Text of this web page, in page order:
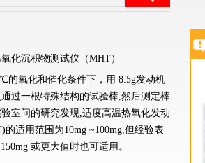
化沉积物测试仪（MHT）
的氧化和催化条件下，用 8.5g发动机
过一根特殊结构的试验棒,然后测定棒
室间的研究发现,适度高温热氧化发动
适用范围为10mg ~100mg,但经验表
或更大值时也可适用。